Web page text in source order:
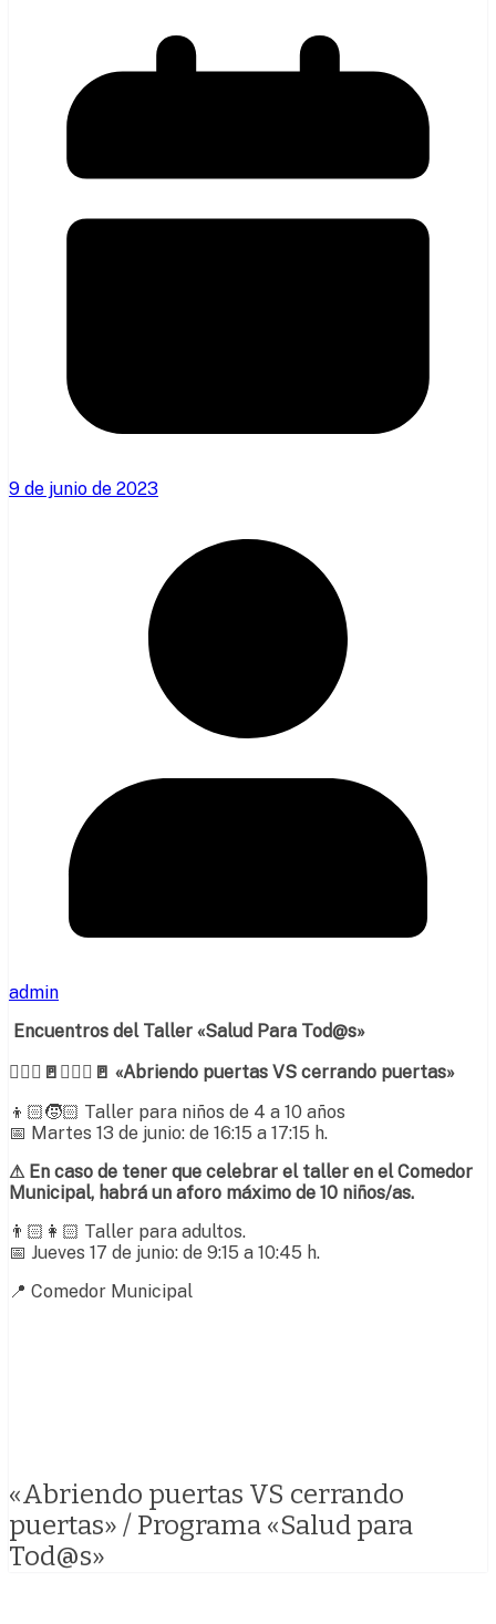
9 de junio de 2023
admin
Encuentros del Taller «Salud Para Tod@s»
🚶🏻‍♀️🚪🚶🏻‍♂️🚪 «Abriendo puertas VS cerrando puertas»
👦🏻🧒🏻 Taller para niños de 4 a 10 años
📅 Martes 13 de junio: de 16:15 a 17:15 h.
⚠En caso de tener que celebrar el taller en el Comedor
Municipal, habrá un aforo máximo de 10 niños/as.
👨🏻 👩🏻 Taller para adultos.
📅 Jueves 17 de junio: de 9:15 a 10:45 h.
📍 Comedor Municipal
«Abriendo puertas VS cerrando
puertas» / Programa «Salud para
Tod@s»